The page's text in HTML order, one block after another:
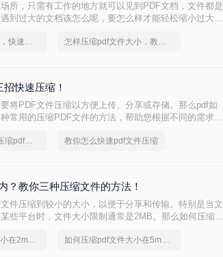
所，只需有工作的地方就可以见到PDF文档，文件都是
到过大的文档该怎么呢，要怎么样才能轻松缩小过大的
如何将pdf文件压缩，快速压缩的方法 怎样压缩pdf文件大小，教你几个方法
快速压缩！
将PDF文件压缩以方便上传、分享或存储。那么pdf如
常用的压缩PDF文件的方法，帮助您根据不同的需求选
教你如何快速搞定压缩pdf文件 教你怎么快速pdf文件压缩
？教你三种压缩文件的方法！
件压缩到较小的大小，以便于分享和传输。特别是当文
些平台时，文件大小限制通常是2MB。那么如何压缩
如何压缩pdf文件大小在2m以内 如何压缩pdf文件大小在5m以内